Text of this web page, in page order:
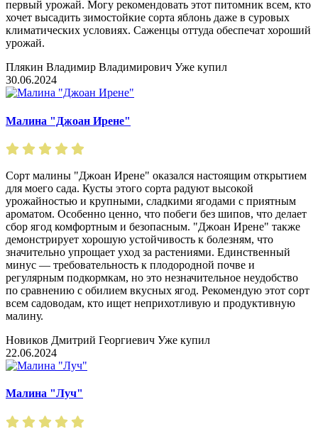
первый урожай. Могу рекомендовать этот питомник всем, кто
хочет высадить зимостойкие сорта яблонь даже в суровых
климатических условиях. Саженцы оттуда обеспечат хороший
урожай.
Плякин Владимир Владимирович Уже купил
30.06.2024
Малина "Джоан Ирене"
Сорт малины "Джоан Ирене" оказался настоящим открытием
для моего сада. Кусты этого сорта радуют высокой
урожайностью и крупными, сладкими ягодами с приятным
ароматом. Особенно ценно, что побеги без шипов, что делает
сбор ягод комфортным и безопасным. "Джоан Ирене" также
демонстрирует хорошую устойчивость к болезням, что
значительно упрощает уход за растениями. Единственный
минус — требовательность к плодородной почве и
регулярным подкормкам, но это незначительное неудобство
по сравнению с обилием вкусных ягод. Рекомендую этот сорт
всем садоводам, кто ищет неприхотливую и продуктивную
малину.
Новиков Дмитрий Георгиевич Уже купил
22.06.2024
Малина "Луч"